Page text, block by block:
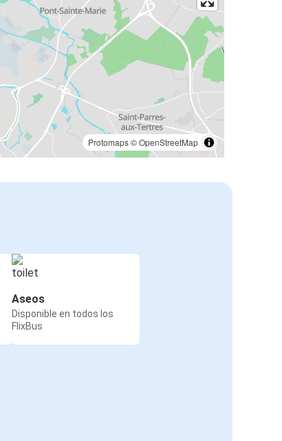
Protomaps©OpenStreetMap
Aseos
Disponible en todos los
FlixBus